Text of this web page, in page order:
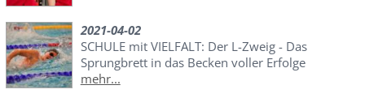
2021-04-02
SCHULE mit VIELFALT: Der L-Zweig - Das
Sprungbrett in das Becken voller Erfolge
mehr...